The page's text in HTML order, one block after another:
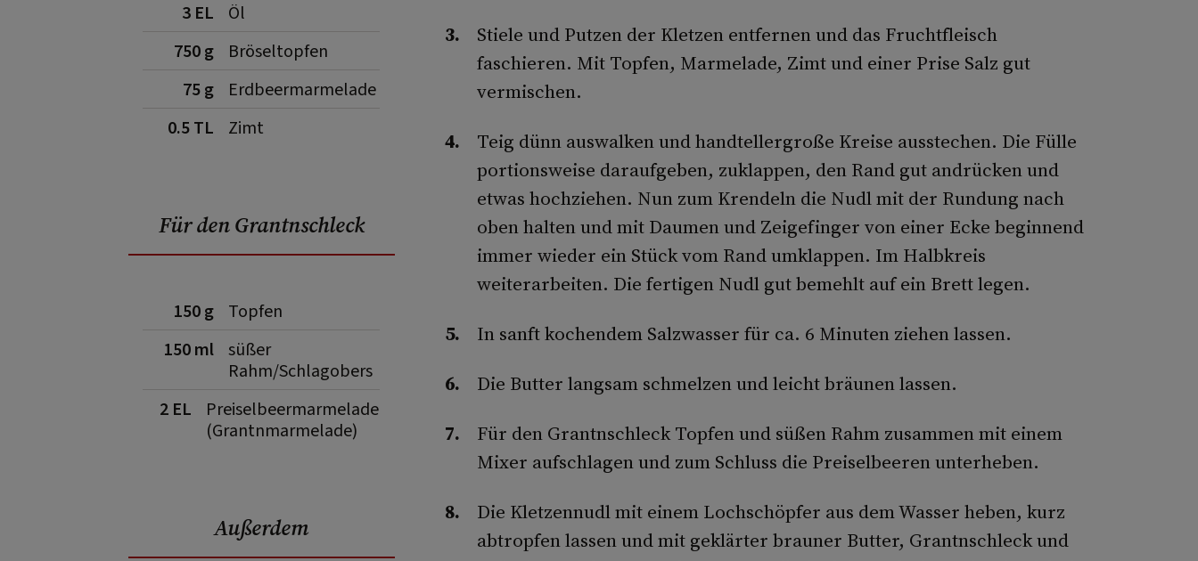
3 EL
Öl
750 g
Bröseltopfen
75 g
Erdbeermarmelade
0.5 TL
Zimt
Für den Grantnschleck
150 g
Topfen
150 ml süßer
Rahm/Schlagobers
2 EL
Preiselbeermarmelade
(Grantnmarmelade)
Außerdem
Stiele und Putzen der Kletzen entfernen und das Fruchtfleisch
faschieren. Mit Topfen, Marmelade, Zimt und einer Prise Salz gut
vermischen.
Teig dünn auswalken und handtellergroße Kreise ausstechen. Die Fülle
portionsweise daraufgeben, zuklappen, den Rand gut andrücken und
etwas hochziehen. Nun zum Krendeln die Nudl mit der Rundung nach
oben halten und mit Daumen und Zeigefinger von einer Ecke beginnend
immer wieder ein Stück vom Rand umklappen. Im Halbkreis
weiterarbeiten. Die fertigen Nudl gut bemehlt auf ein Brett legen.
In sanft kochendem Salzwasser für ca. 6 Minuten ziehen lassen.
Die Butter langsam schmelzen und leicht bräunen lassen.
Für den Grantnschleck Topfen und süßen Rahm zusammen mit einem
Mixer aufschlagen und zum Schluss die Preiselbeeren unterheben.
Die Kletzennudl mit einem Lochschöpfer aus dem Wasser heben, kurz
abtropfen lassen und mit geklärter brauner Butter, Grantnschleck und